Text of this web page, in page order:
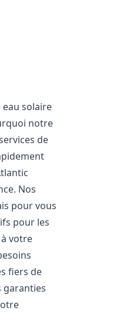
solaire
notre
de
Nos
pour vous
pour les
votre
fiers de
garanties